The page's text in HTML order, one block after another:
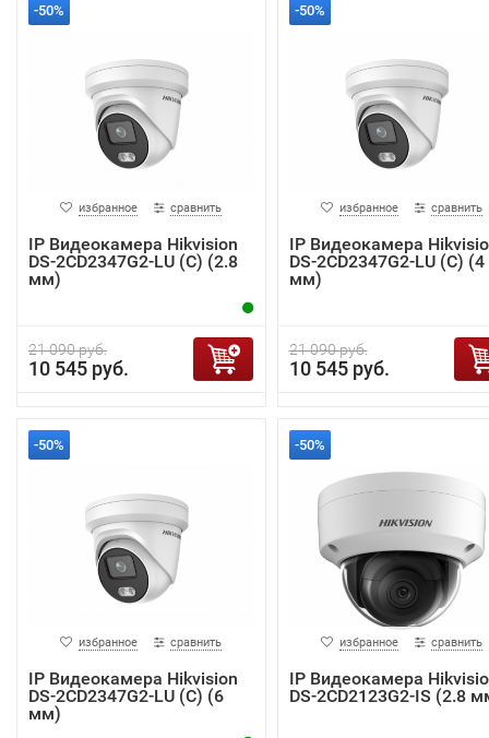
-50%
избранное сравнить
IP Видеокамера Hikvision
DS-2CD2347G2-LU (C) (2.8
мм)
21 090 руб.
10 545 руб.
-50%
избранное сравнить
IP Видеокамера
DS-2CD2347G2-LU (C) (4
мм)
21 090 руб.
10 545 руб.
-50%
избранное сравнить
IP Видеокамера Hikvision
DS-2CD2347G2-LU (C) (6
мм)
-50%
избранное сравнить
IP Видеокамера
DS-2CD2123G2-IS (2.8